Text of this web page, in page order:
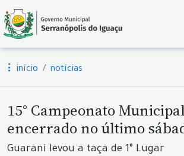
início notícias
15° Campeonato
encerrado no último
Guarani levou a taça de 1° Lugar